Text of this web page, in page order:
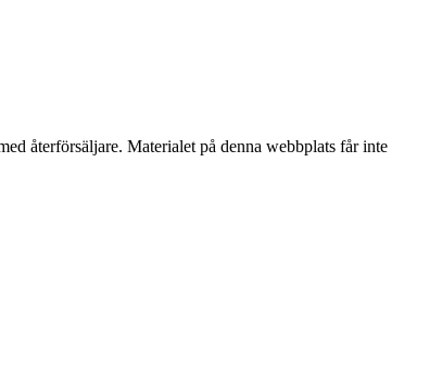
återförsäljare. Materialet på denna webbplats får inte